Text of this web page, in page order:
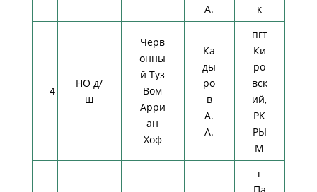
А.
к
4
НО д/
ш
Черв
онны
й Туз
Вом
Арри
ан
Хоф
Ка
ды
ро
в
А.
А.
пгт
Ки
ро
вск
ий,
РК
РЫ
М
г